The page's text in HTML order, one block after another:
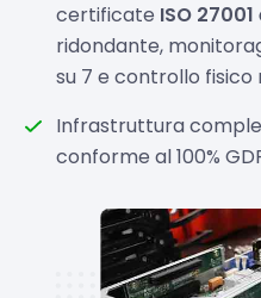
certificate ISO 27001
ridondante,
su 7 e controllo
Infrastruttura
conforme al 100%